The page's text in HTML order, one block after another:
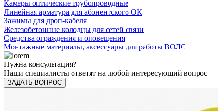
Камеры оптические трубопроводные
Линейная арматура для абонентского ОК
Зажимы для дроп-кабеля
Железобетонные колодцы для сетей связи
Средства ограждения и оповещения
Монтажные материалы, аксессуары для работы ВОЛС
Нужна консультация?
Наши специалисты ответят на любой интересующий вопрос
ЗАДАТЬ ВОПРОС